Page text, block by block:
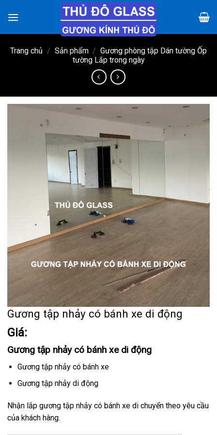
đến
Trang chủ / Sản phẩm / Gương phòng tập Dán tường Ốp
tường Lắp trong ngày
Gương tập nhảy có bánh xe di động
Giá:
Gương tập nhảy có bánh xe di động
Gương tập nhảy có bánh xe
Gương tập nhảy di động
Nhận lắp gương tập nhảy có bánh xe di chuyển theo yêu cầu
của khách hàng.